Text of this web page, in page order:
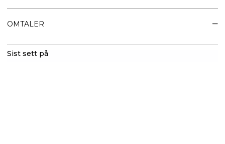
OMTALER
Sist sett på